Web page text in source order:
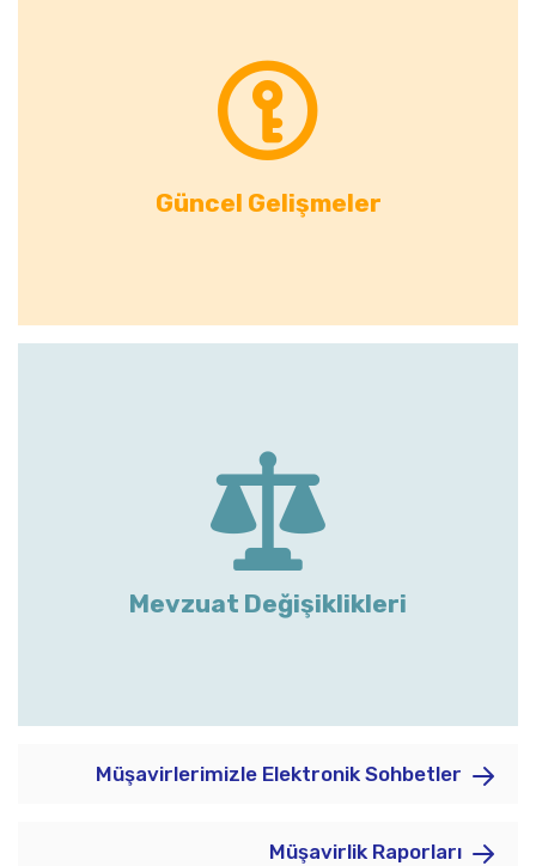
Güncel Gelişmeler
Mevzuat Değişiklikleri
Müşavirlerimizle Elektronik Sohbetler
Müşavirlik Raporları